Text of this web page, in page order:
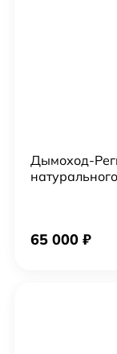
Дымоход-
65 000 ₽